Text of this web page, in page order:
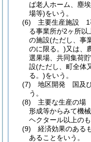
ば老人ホーム、塵
場等)をいう。
(6)
主要生産施設 1
る事業所が2ヶ所以
の施設(ただし、事
のに限る。)又は、
選果場、共同集荷
設(ただし、町全体
る。)をいう。
(7)
地区開発 国及
う。
(8)
主要な生産の場
形成等からみて機
ヘクタール以上のも
(9)
経済効果のある
あることをいう。